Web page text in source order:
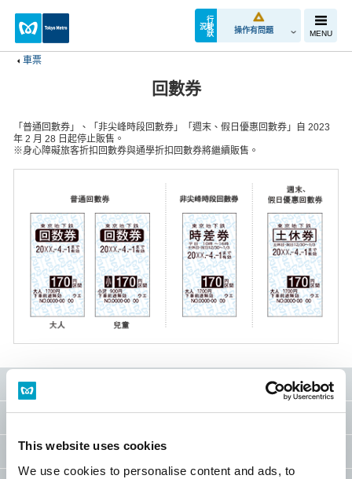
This website uses cookies
We use cookies to personalise content and ads, to
行
駛狀
況
操作有問題 MENU
車票
回數券
「普通回數券」、「非尖峰時段回數券」「週末、假日優惠回數券」自 2023
年 2 月 28 日起停止販售。
※身心障礙旅客折扣回數券與通學折扣回數券將繼續販售。
種類
有效期限